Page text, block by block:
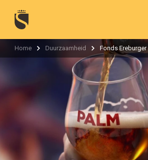
Home Duurzaamheid Fonds